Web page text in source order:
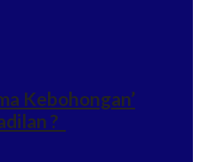
Kebohongan’
?